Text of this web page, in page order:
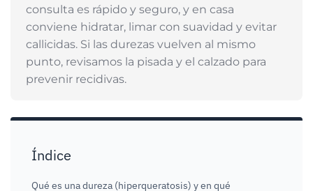
consulta es rápido y seguro, y en casa
conviene hidratar, limar con suavidad y evitar
callicidas. Si las durezas vuelven al mismo
punto, revisamos la pisada y el calzado para
prevenir recidivas.
Índice
Qué es una dureza (hiperqueratosis) y en qué